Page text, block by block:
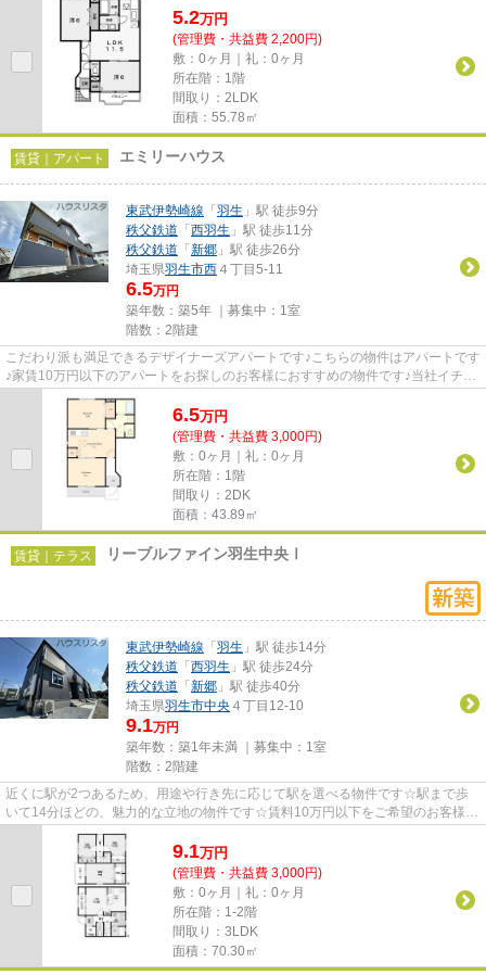
5.2万円
(管理費・共益費 2,200円)
敷：0ヶ月｜礼：0ヶ月
所在階：1階
間取り：2LDK
面積：55.78㎡
賃貸｜アパート エミリーハウス
東武伊勢崎線 「 羽生 」駅 徒歩9分
秩父鉄道 「 西羽生 」駅 徒歩11分
秩父鉄道 「 新郷 」駅 徒歩26分
埼玉県羽生市西 ４丁目5-11
6.5万円
築年数：築5年 ｜募集中： 1室
階数：2階建
こだわり派も満足できるデザイナーズアパートです♪こちらの物件はアパートです
♪家賃10万円以下のアパートをお探しのお客様におすすめの物件です♪当社イチオ
シの物件の「エミリーハウス...
6.5万円
(管理費・共益費 3,000円)
敷：0ヶ月｜礼：0ヶ月
所在階：1階
間取り：2DK
面積：43.89㎡
賃貸｜テラス リーブルファイン羽生中央Ⅰ
東武伊勢崎線 「 羽生 」駅 徒歩14分
秩父鉄道 「 西羽生 」駅 徒歩24分
秩父鉄道 「 新郷 」駅 徒歩40分
埼玉県羽生市中央 ４丁目12-10
9.1万円
築年数：築1年未満 ｜募集中： 1室
階数：2階建
近くに駅が2つあるため、用途や行き先に応じて駅を選べる物件です☆駅まで歩
いて14分ほどの、魅力的な立地の物件です☆賃料10万円以下をご希望のお客様、
ぜひお問い合わせください☆ぜひ...
9.1万円
(管理費・共益費 3,000円)
敷：0ヶ月｜礼：0ヶ月
所在階：1-2階
間取り：3LDK
面積：70.30㎡